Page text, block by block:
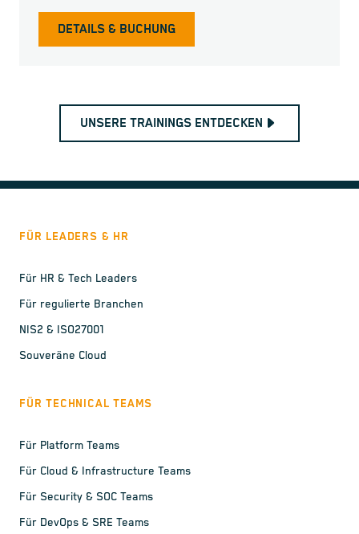
DETAILS & BUCHUNG
UNSERE TRAININGS ENTDECKEN
FÜR LEADERS & HR
Für HR & Tech Leaders
Für regulierte Branchen
NIS2 & ISO27001
Souveräne Cloud
FÜR TECHNICAL TEAMS
Für Platform Teams
Für Cloud & Infrastructure Teams
Für Security & SOC Teams
Für DevOps & SRE Teams